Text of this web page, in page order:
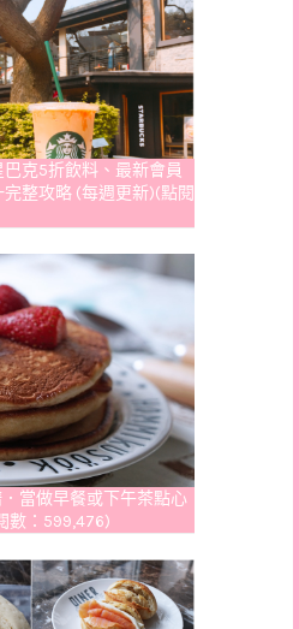
克5折飲料、最新會員
整攻略 (每週更新)(點閱
當做早餐或下午茶點心
數：599,476)